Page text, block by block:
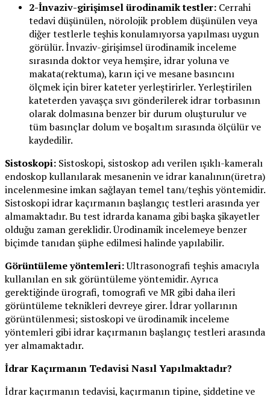
2-İnvaziv-girişimsel ürodinamik testler: Cerrahi
tedavi düşünülen, nörolojik problem düşünülen veya
diğer testlerle teşhis konulamıyorsa yapılması uygun
görülür. İnvaziv-girişimsel ürodinamik inceleme
sırasında doktor veya hemşire, idrar yoluna ve
makata(rektuma), karın içi ve mesane basıncını
ölçmek için birer kateter yerleştirirler. Yerleştirilen
kateterden yavaşça sıvı gönderilerek idrar torbasının
olarak dolmasına benzer bir durum oluşturulur ve
tüm basınçlar dolum ve boşaltım sırasında ölçülür ve
kaydedilir.
Sistoskopi: Sistoskopi, sistoskop adı verilen ışıklı-kameralı
endoskop kullanılarak mesanenin ve idrar kanalının(üretra)
incelenmesine imkan sağlayan temel tanı/teşhis yöntemidir.
Sistoskopi idrar kaçırmanın başlangıç testleri arasında yer
almamaktadır. Bu test idrarda kanama gibi başka şikayetler
olduğu zaman gereklidir. Ürodinamik incelemeye benzer
biçimde tanıdan şüphe edilmesi halinde yapılabilir.
Görüntüleme yöntemleri:Ultrasonografi teşhis amacıyla
kullanılan en sık görüntüleme yöntemidir. Ayrıca
gerektiğinde ürografi, tomografi ve MR gibi daha ileri
görüntüleme teknikleri devreye girer. İdrar yollarının
görüntülenmesi; sistoskopi ve ürodinamik inceleme
yöntemleri gibi idrar kaçırmanın başlangıç testleri arasında
yer almamaktadır.
İdrar Kaçırmanın Tedavisi Nasıl Yapılmaktadır?
İdrar kaçırmanın tedavisi, kaçırmanın tipine, şiddetine ve